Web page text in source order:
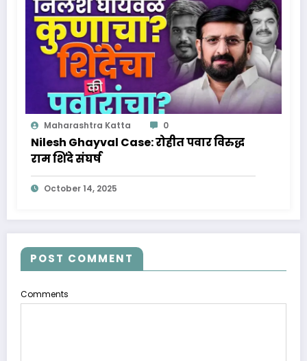
Maharashtra Katta 0
Nilesh Ghayval Case: रोहीत पवार विरुद्ध
राम शिंदे संघर्ष
October 14, 2025
POST COMMENT
Comments